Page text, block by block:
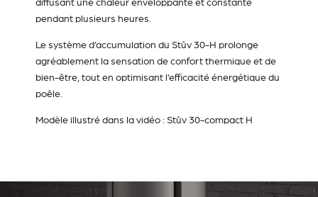
pendant plusieurs heures.
Le système d’accumulation du Stûv 30-H prolonge
agréablement la sensation de confort thermique et de
bien-être, tout en optimisant l’efficacité énergétique du
poêle.
Modèle illustré dans la vidéo : Stûv 30-compact H